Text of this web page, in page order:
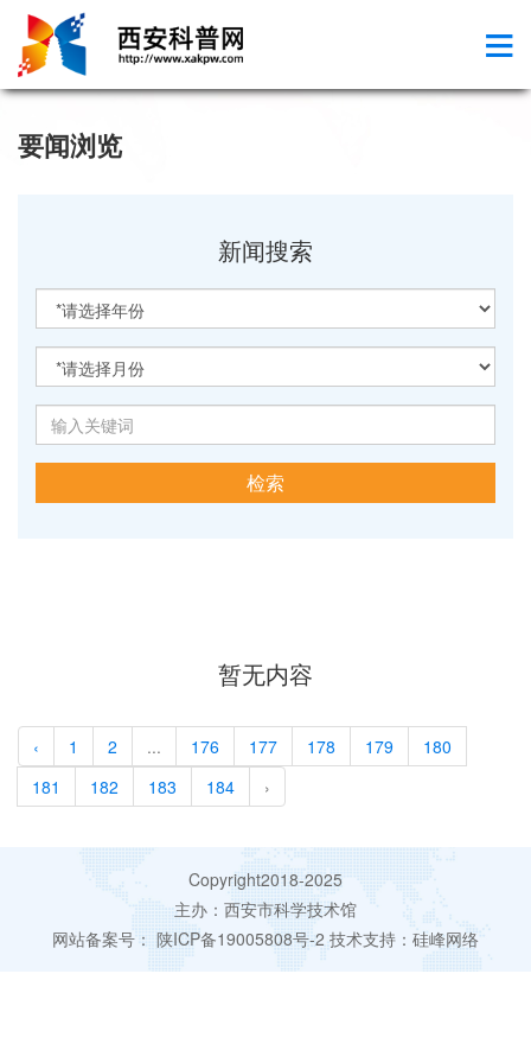
要闻浏览
新闻搜索
暂无内容
‹ 1 2 ... 176 177 178 179
180
181
182 183 184 ›
Copyright2018-2025
主办：西安市科学技术馆
网站备案号： 陕ICP备19005808号-2技术支持： 硅峰网络